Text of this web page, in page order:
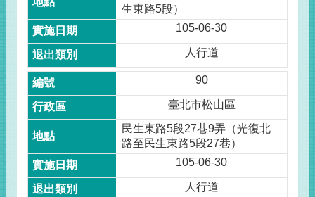
生東路5段）
105-06-30
人行道
90
臺北市松山區
民生東路5段27巷9弄（光復北
路至民生東路5段27巷）
105-06-30
人行道